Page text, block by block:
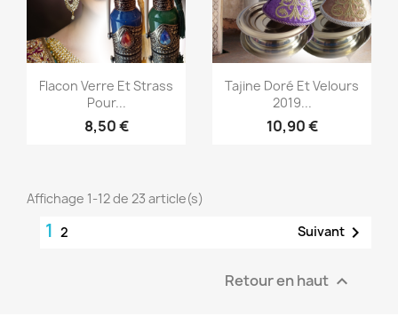
Aperçu rapide
Flacon Verre Et Strass
Pour...
8,50 €
Aperçu rapide
Tajine Doré Et Velours
2019...
10,90 €
Affichage 1-12 de 23 article(s)
1 2 Suivant 
Retour en haut 